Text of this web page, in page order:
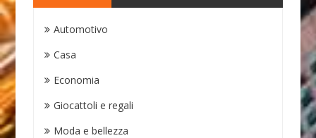
Automotivo
Casa
Economia
Giocattoli e regali
Moda e bellezza